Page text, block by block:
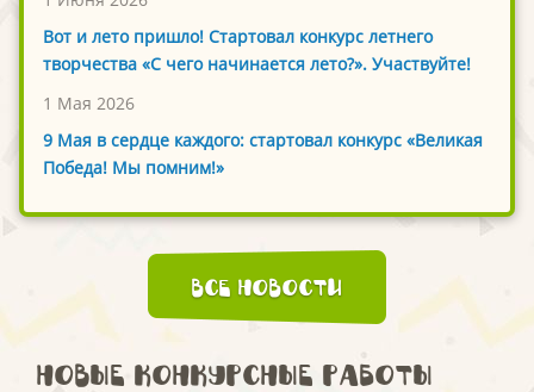
Вот и лето пришло! Стартовал конкурс летнего
творчества «С чего начинается лето?». Участвуйте!
1 Мая 2026
9 Мая в сердце каждого: стартовал конкурс «Великая
Победа! Мы помним!»
Все новости
Новые конкурсные работы